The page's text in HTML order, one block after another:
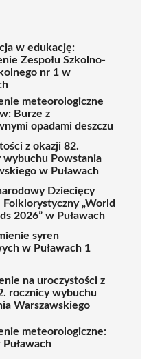
w edukację:
Zespołu Szkolno-
nr 1 w
meteorologiczne
Burze z
opadami deszczu
z okazji 82.
wybuchu Powstania
w Puławach
Dziecięcy
Folklorystyczny „World
2026” w Puławach
syren
w Puławach 1
na uroczystości z
rocznicy wybuchu
Warszawskiego
meteorologiczne:
Puławach